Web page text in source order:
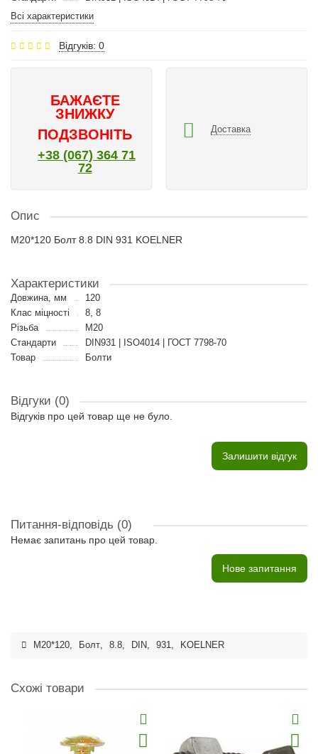
Всі характеристики
Відгуків: 0
БАЖАЄТЕ
ЗНИЖКУ
ПОДЗВОНІТЬ
+38 (067) 364 71
72
Доставка
Опис
M20*120 Болт 8.8 DIN 931 KOELNER
Характеристики
Довжина, мм
120
Клас міцності
8, 8
Різьба
M20
Стандарти
DIN931 | ISO4014 | ГОСТ 7798-70
Товар
Болти
Відгуки (0)
Відгуків про цей товар ще не було.
Залишити відгук
Питання-відповідь (0)
Немає запитань про цей товар.
Нове запитання
M20*120, Болт, 8.8, DIN, 931, KOELNER
Схожі товари